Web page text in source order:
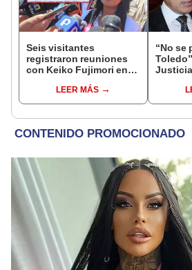
Seis visitantes
registraron reuniones
con Keiko Fujimori en
presidenta se
encontraba en Junín
LEER MÁS
“No se